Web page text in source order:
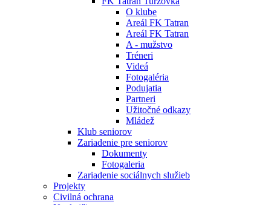
O klube
Areál FK Tatran
Areál FK Tatran
A - mužstvo
Tréneri
Videá
Fotogaléria
Podujatia
Partneri
Užitočné odkazy
Mládež
Klub seniorov
Zariadenie pre seniorov
Dokumenty
Fotogaleria
Zariadenie sociálnych služieb
Projekty
Civilná ochrana